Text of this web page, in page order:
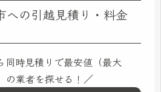
への引越見積り・料金
時見積りで最安値（最大
の業者を探せる！／